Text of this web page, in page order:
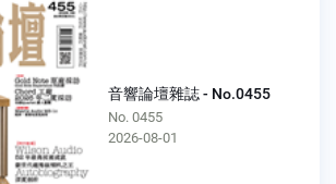
音響論壇雜誌 - No.0455
No. 0455
2026-08-01